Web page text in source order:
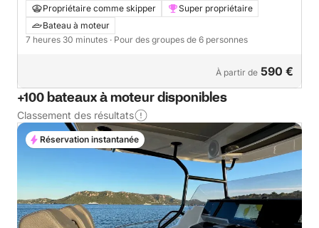
de Saint-Florent
Propriétaire comme skipper
Super propriétaire
Bateau à moteur
7 heures 30 minutes · Pour des groupes de 6 personnes
À partir de 590 €
+100 bateaux à moteur disponibles
Classement des résultats
Réservation instantanée